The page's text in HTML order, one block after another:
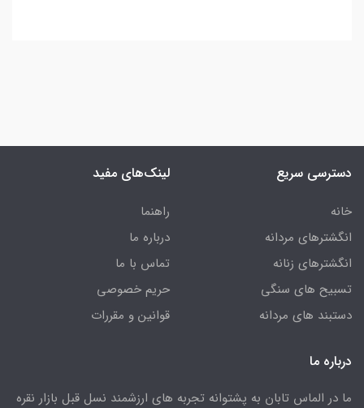
دسترسی سریع
خانه
انگشترهای مردانه
انگشترهای زنانه
تسبیح های سنگی
دستبند های مردانه
لینک‌های مفید
راهنما
درباره ما
تماس با ما
حریم خصوصی
قوانین و مقررات
درباره ما
ما در الماس تابان به پشتوانه تجربه های ارزشمند نسل قبل بازار نقره